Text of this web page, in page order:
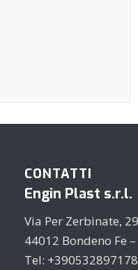
CONTATTI
Engin Plast s.r.l.
Via Per Zerbinate,
44012 Bondeno Fe
Tel: +390532897178